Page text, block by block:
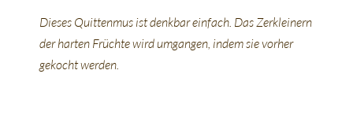
Dieses Quittenmus ist denkbar einfach. Das Zerkleinern
der harten Früchte wird umgangen, indem sie vorher
gekocht werden.